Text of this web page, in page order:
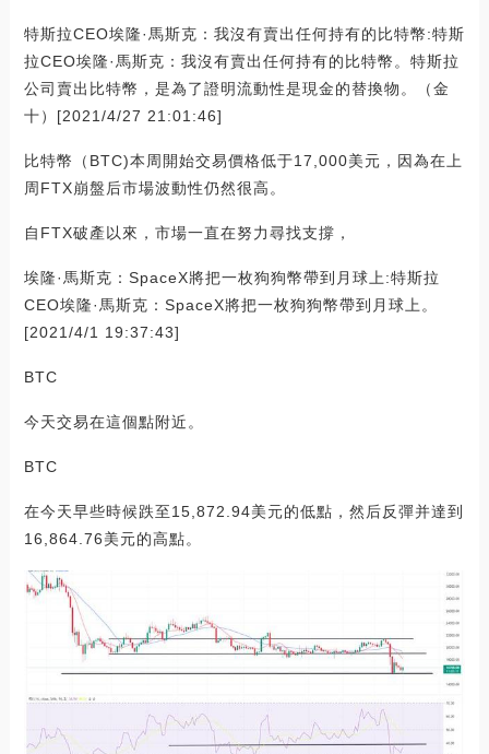
特斯拉CEO埃隆·馬斯克：我沒有賣出任何持有的比特幣:特斯
拉CEO埃隆·馬斯克：我沒有賣出任何持有的比特幣。特斯拉
公司賣出比特幣，是為了證明流動性是現金的替換物。（金
十）[2021/4/27 21:01:46]
比特幣（BTC)本周開始交易價格低于17,000美元，因為在上
周FTX崩盤后市場波動性仍然很高。
自FTX破產以來，市場一直在努力尋找支撐，
埃隆·馬斯克：SpaceX將把一枚狗狗幣帶到月球上:特斯拉
CEO埃隆·馬斯克：SpaceX將把一枚狗狗幣帶到月球上。
[2021/4/1 19:37:43]
BTC
今天交易在這個點附近。
BTC
在今天早些時候跌至15,872.94美元的低點，然后反彈并達到
16,864.76美元的高點。